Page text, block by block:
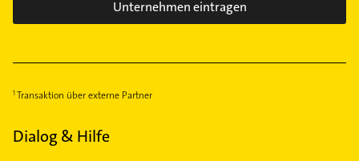
Unternehmen eintragen
Transaktion über externe Partner
Dialog & Hilfe